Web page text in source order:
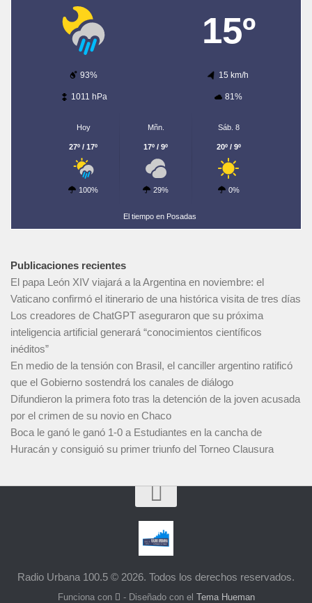
15º
93% 15 km/h
1011 hPa 81%
Hoy
27º / 17º
100%
Mñn.
17º / 9º
29%
Sáb. 8
20º / 9º
0%
El tiempo en Posadas
Publicaciones recientes
El papa León XIV viajará a la Argentina en noviembre: el
Vaticano confirmó el itinerario de una histórica visita de tres días
Los creadores de ChatGPT aseguraron que su próxima
inteligencia artificial generará “conocimientos científicos
inéditos”
En medio de la tensión con Brasil, el canciller argentino ratificó
que el Gobierno sostendrá los canales de diálogo
Difundieron la primera foto tras la detención de la joven acusada
por el crimen de su novio en Chaco
Boca le ganó le ganó 1-0 a Estudiantes en la cancha de
Huracán y consiguió su primer triunfo del Torneo Clausura
Radio Urbana 100.5 © 2026. Todos los derechos reservados.
Funciona con - Diseñado con el Tema Hueman